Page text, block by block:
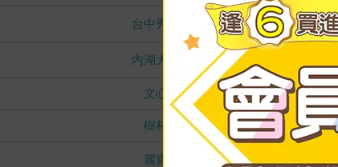
台中秀泰店
內湖大潤發
文心店
樹林店
麗寶店